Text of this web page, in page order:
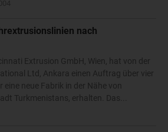
nach
Extrusion GmbH, Wien, hat von der
Ltd, Ankara einen Auftrag über vier
neue Fabrik in der Nähe von
Turkmenistans, erhalten. Das...